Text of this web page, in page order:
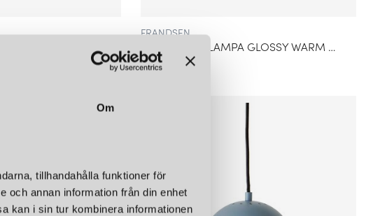
Om
tillhandahålla funktioner för
och annan information från din enhet
kan i sin tur kombinera informationen
FRANDSEN
BALL Ø18 TAKLAMPA GLOSSY WARM GREY
1 399 kr